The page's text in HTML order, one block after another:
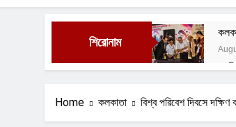
শিরোনাম
রং
Home কলকাতা বিশ্ব পরিবেশ দিবসে